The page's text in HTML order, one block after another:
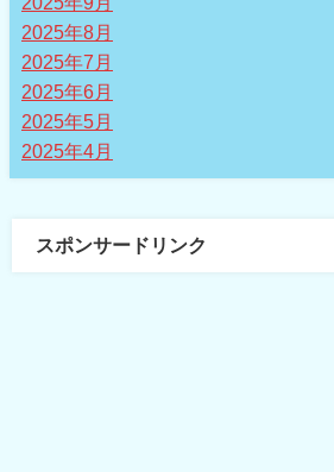
2025年8月
2025年7月
2025年6月
2025年5月
2025年4月
スポンサードリンク